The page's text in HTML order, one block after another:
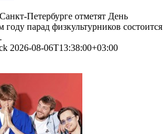
Петербурге отметят День
году парад физкультурников состоится
2026-08-06T13:38:00+03:00